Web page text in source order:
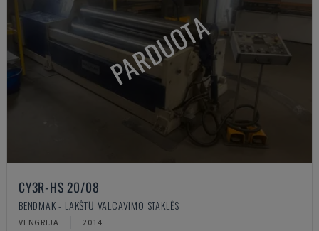
PARDUOTA
CY3R-HS 20/08
BENDMAK - LAKŠTŲ VALCAVIMO STAKLĖS
VENGRIJA 2014